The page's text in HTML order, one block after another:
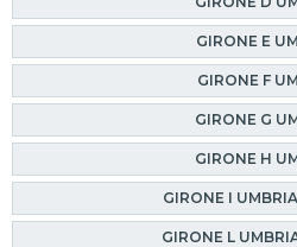
GIRONE E
GIRONE F
GIRONE G
GIRONE H
GIRONE I
GIRONE L